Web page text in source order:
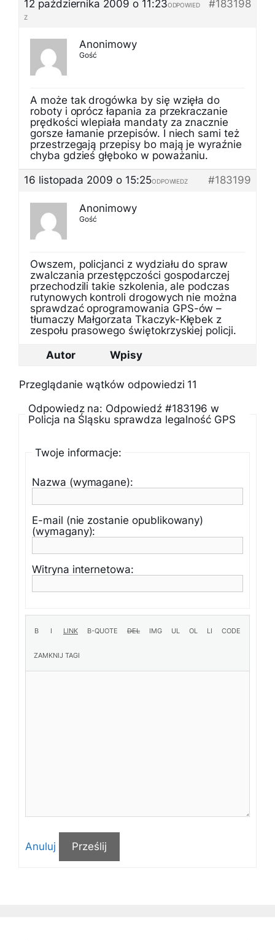
12 października 2009 o 11:23 #183198
ODPOWIED
Z
Anonimowy
Gość
A może tak drogówka by się wzięła do
roboty i oprócz łapania za przekraczanie
prędkości wlepiała mandaty za znacznie
gorsze łamanie przepisów. I niech sami też
przestrzegają przepisy bo mają je wyraźnie
chyba gdzieś głęboko w poważaniu.
16 listopada 2009 o 15:25
#183199
ODPOWIEDZ
Anonimowy
Gość
Owszem, policjanci z wydziału do spraw
zwalczania przestępczości gospodarczej
przechodzili takie szkolenia, ale podczas
rutynowych kontroli drogowych nie można
sprawdzać oprogramowania GPS-ów –
tłumaczy Małgorzata Tkaczyk-Kłębek z
zespołu prasowego świętokrzyskiej policji.
Autor
Wpisy
Przeglądanie wątków odpowiedzi 11
Odpowiedz na: Odpowiedź #183196 w
Policja na Śląsku sprawdza legalność GPS
Twoje informacje:
Nazwa (wymagane):
E-mail (nie zostanie opublikowany)
(wymagany):
Witryna internetowa:
Anuluj Prześlij